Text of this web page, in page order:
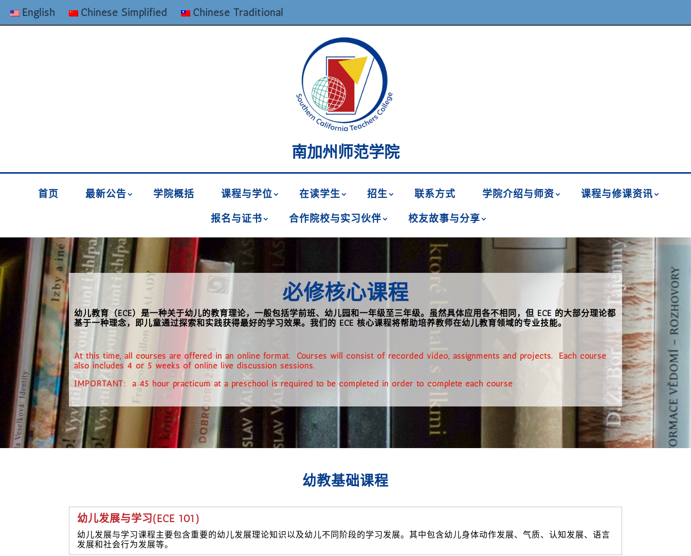
English Chinese Simplified Chinese Traditional
南加州师范学院
首页 最新公告 学院概括 课程与学位 在读学生 招生 联系方式 学院介绍与师资 课程与修课资讯
报名与证书 合作院校与实习伙伴 校友故事与分享
必修核心课程
幼儿教育（ECE）是一种关于幼儿的教育理论，一般包括学前班、幼儿园和一年级至三年级。虽然具体应用各不相同，但 ECE 的大部分理论都
基于一种理念，即儿童通过探索和实践获得最好的学习效果。我们的 ECE 核心课程将帮助培养教师在幼儿教育领域的专业技能。
At this time, all courses are offered in an online format. Courses will consist of recorded video, assignments and projects. Each course
also includes 4 or 5 weeks of online live discussion sessions.
IMPORTANT: a 45 hour practicum at a preschool is required to be completed in order to complete each course
幼教基础课程
幼儿发展与学习(ECE 101)
幼儿发展与学习课程主要包含重要的幼儿发展理论知识以及幼儿不同阶段的学习发展。其中包含幼儿身体动作发展、气质、认知发展、语言
发展和社会行为发展等。